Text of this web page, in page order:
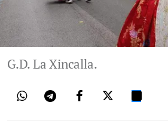
G.D. La Xincalla.